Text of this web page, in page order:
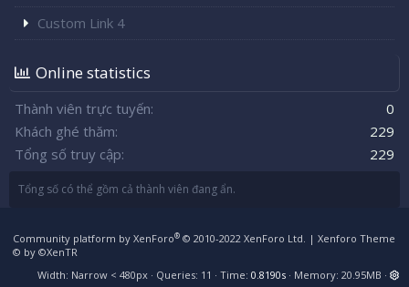
Custom Link 4
Online statistics
Thành viên trực tuyến
0
Khách ghé thăm
229
Tổng số truy cập
229
Tổng số có thể gồm cả thành viên đang ẩn.
Community platform by XenForo® © 2010-2022 XenForo Ltd. | Xenforo Theme
© by ©XenTR
Width
Queries 11 Time 0.8190s Memory 20.95MB